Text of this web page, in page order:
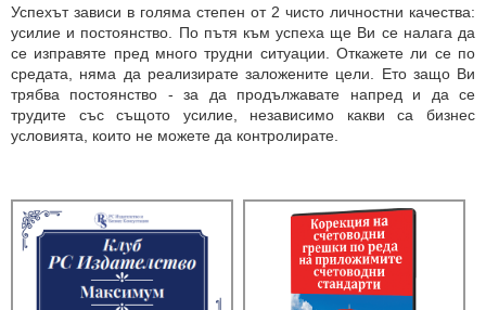
Успехът зависи в голяма степен от 2 чисто личностни качества:
усилие и постоянство. По пътя към успеха ще Ви се налага да
се изправяте пред много трудни ситуации. Откажете ли се по
средата, няма да реализирате заложените цели. Ето защо Ви
трябва постоянство - за да продължавате напред и да се
трудите със същото усилие, независимо какви са бизнес
условията, които не можете да контролирате.